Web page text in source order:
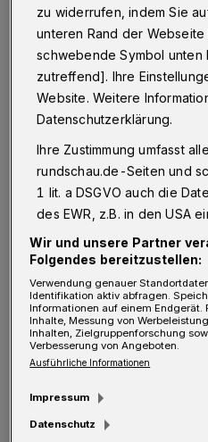
O mnichannel
heißt es aber vor
Zahlungsströme, mehr
Überblick. Wer hier mit
Kontenmix startet,
mit Suchen als mit
Ein schlankes Konto-
Dinge können: Erstens
bleibt geschäftlich – für
und ein sauberes
einGeschäftskonto
Ausgangspunkt für ein
zu widerrufen, indem Sie
unteren Rand der
schwebende Symbol
zutreffend]. Ihre
Website. Weitere
Datenschutzerklärung.
Ihre Zustimmung umfasst
rundschau.de-Seiten und
1 lit. a DSGVO auch die
des EWR, z.B. in den USA
Wir und unsere Partner
Folgendes bereitzustellen:
Verwendung genauer
Identifikation aktiv abfragen.
Informationen auf einem Endgerät.
Inhalte, Messung von
Inhalten, Zielgruppenforschung
Verbesserung von Angeboten.
Ausführliche Informationen
Impressum
Datenschutz